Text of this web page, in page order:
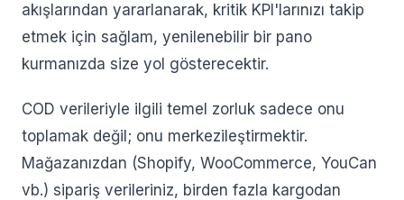
akışlarından yararlanarak, kritik KPI'larınızı takip
etmek için sağlam, yenilenebilir bir pano
kurmanızda size yol gösterecektir.
COD verileriyle ilgili temel zorluk sadece onu
toplamak değil; onu merkezileştirmektir.
Mağazanızdan (Shopify, WooCommerce, YouCan
vb.) sipariş verileriniz, birden fazla kargodan